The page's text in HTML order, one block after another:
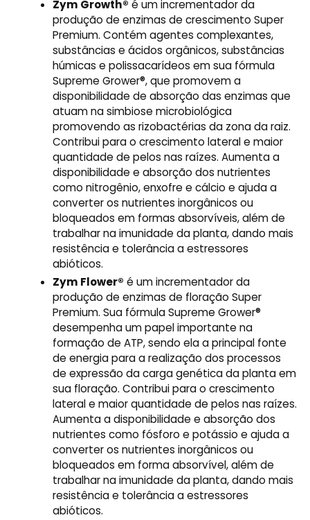
Zym Growth® é um incrementador da
produção de enzimas de crescimento Super
Premium. Contém agentes complexantes,
substâncias e ácidos orgânicos, substâncias
húmicas e polissacarídeos em sua fórmula
Supreme Grower®, que promovem a
disponibilidade de absorção das enzimas que
atuam na simbiose microbiológica
promovendo as rizobactérias da zona da raiz.
Contribui para o crescimento lateral e maior
quantidade de pelos nas raízes. Aumenta a
disponibilidade e absorção dos nutrientes
como nitrogênio, enxofre e cálcio e ajuda a
converter os nutrientes inorgânicos ou
bloqueados em formas absorvíveis, além de
trabalhar na imunidade da planta, dando mais
resistência e tolerância a estressores
abióticos.
Zym Flower® é um incrementador da
produção de enzimas de floração Super
Premium. Sua fórmula Supreme Grower®
desempenha um papel importante na
formação de ATP, sendo ela a principal fonte
de energia para a realização dos processos
de expressão da carga genética da planta em
sua floração. Contribui para o crescimento
lateral e maior quantidade de pelos nas raízes.
Aumenta a disponibilidade e absorção dos
nutrientes como fósforo e potássio e ajuda a
converter os nutrientes inorgânicos ou
bloqueados em forma absorvível, além de
trabalhar na imunidade da planta, dando mais
resistência e tolerância a estressores
abióticos.